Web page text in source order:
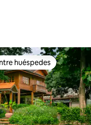
huéspedes
huéspedes